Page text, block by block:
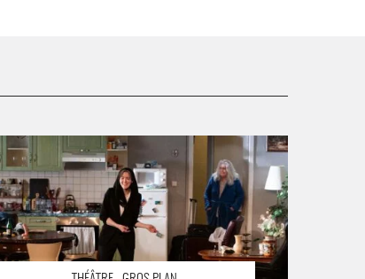
» du Hongrois Kornél Mundruczó, un théâtre
l’identité en question - Critique sortie Théâtre
de l'Odéon